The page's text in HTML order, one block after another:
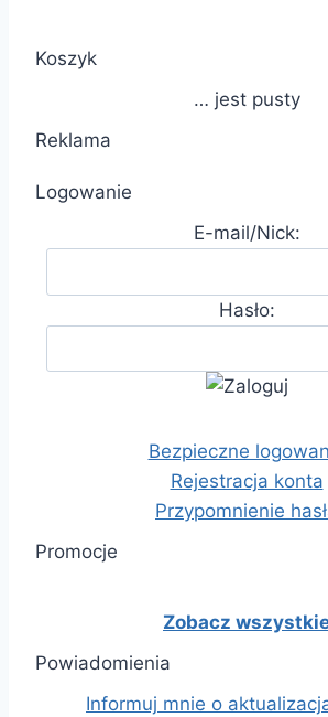
Koszyk
… jest pusty
Reklama
Logowanie
E-mail/Nick:
Hasło:
Bezpieczne
Rejestracja konta
Przypomnienie
Promocje
Zobacz
Powiadomienia
Informuj mnie o